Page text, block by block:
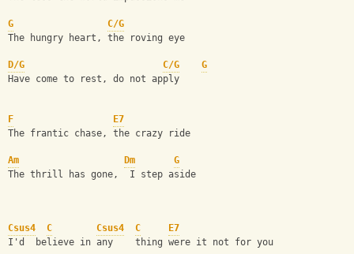
G
C/G
The hungry heart, the roving eye
D/G C/G
G
Have come to rest, do not apply
F
E7
The frantic chase, the crazy ride
Am Dm
G
The thrill has gone,  I step aside
Csus4 C Csus4 C
E7
I'd  believe in any    thing were it not for you